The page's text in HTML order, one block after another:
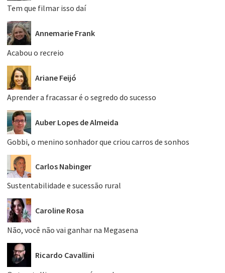
Tem que filmar isso daí
Annemarie Frank
Acabou o recreio
Ariane Feijó
Aprender a fracassar é o segredo do sucesso
Auber Lopes de Almeida
Gobbi, o menino sonhador que criou carros de sonhos
Carlos Nabinger
Sustentabilidade e sucessão rural
Caroline Rosa
Não, você não vai ganhar na Megasena
Ricardo Cavallini